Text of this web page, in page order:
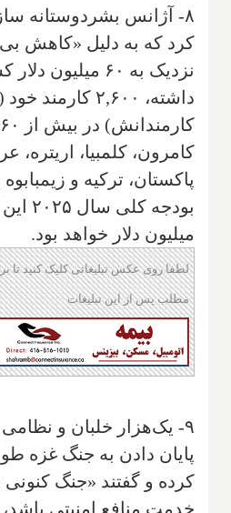
۸- آژانس بشردوستانه
کرد که به دلیل «کاهش
نزدیک به ۶۰
کامرون، کلمبیا، اریتره،
پاکستان، ترکیه و
میلیون دلار خواهد بود.
لطفا روی عکس تبلیغاتی کلیک کنید تا
مطلب پس از این تبلیغات
۹- یک‌هزار خلبان و
پایان دادن به جنگ غزه
کرده و گفتند «جنگ کنونی
خدمت منافع امنیتی